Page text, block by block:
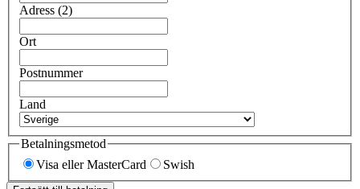
Adress (2)
Ort
Postnummer
Land
Betalningsmetod
Visa eller MasterCard
Swish